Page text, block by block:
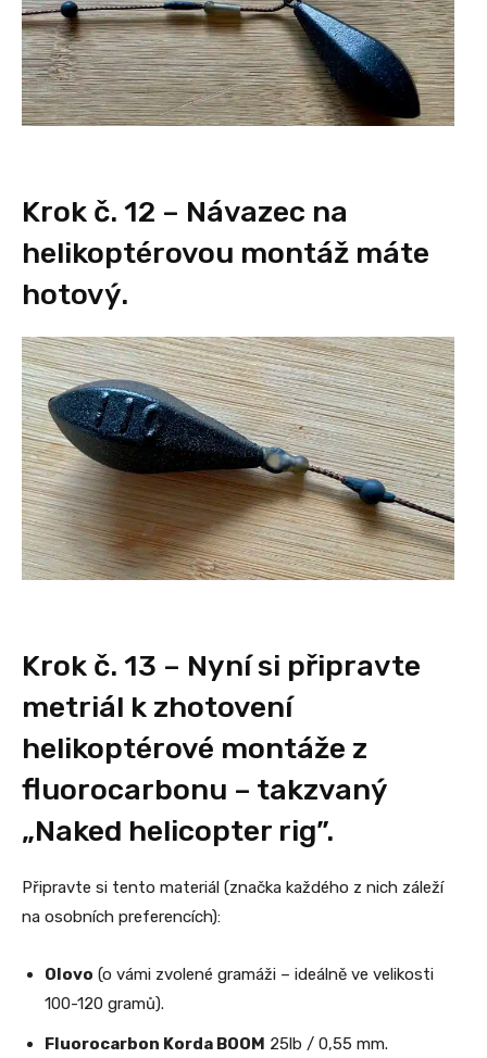
Krok č. 12 – Návazec na
helikoptérovou montáž máte
hotový.
Krok č. 13 – Nyní si připravte
metriál k zhotovení
helikoptérové montáže z
fluorocarbonu – takzvaný
„Naked helicopter rig”.
Připravte si tento materiál (značka každého z nich záleží
na osobních preferencích):
Olovo (o vámi zvolené gramáži – ideálně ve velikosti
100-120 gramů).
Fluorocarbon Korda BOOM 25lb / 0,55 mm.